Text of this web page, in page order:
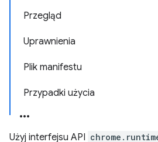
Przegląd
Uprawnienia
Plik manifestu
Przypadki użycia
Użyj interfejsu API